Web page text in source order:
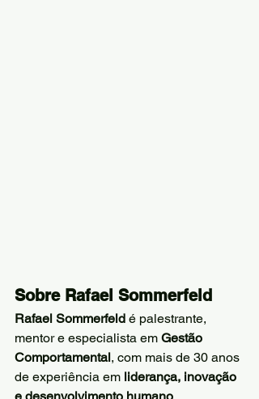
Sobre Rafael Sommerfeld
Rafael Sommerfeld é palestrante,
mentor e especialista em Gestão
Comportamental, com mais de 30 anos
de experiência em liderança, inovação